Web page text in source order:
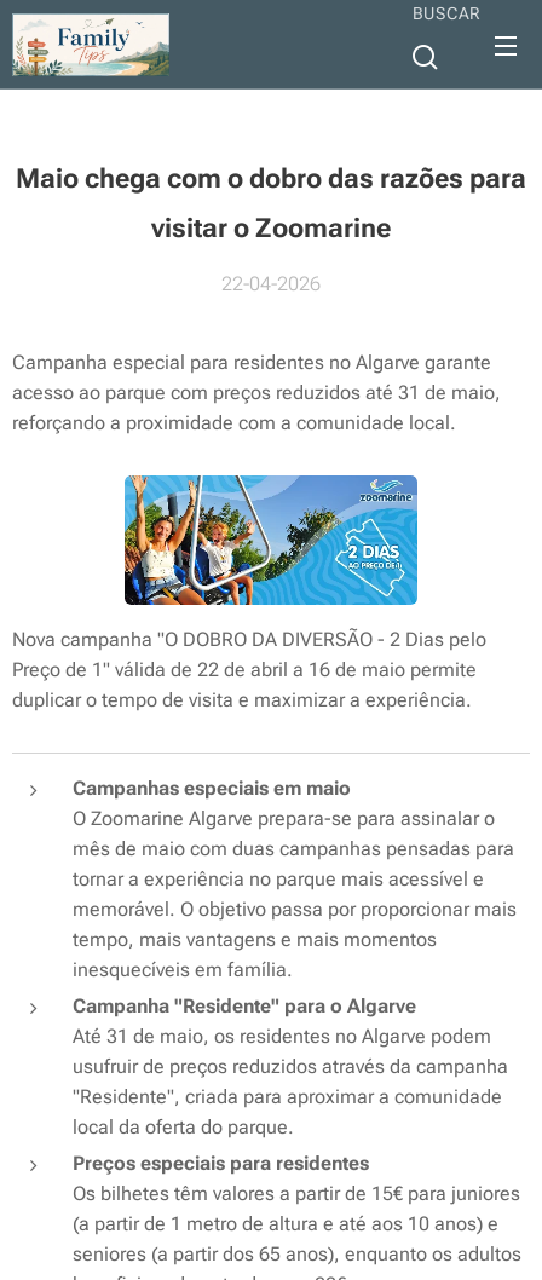
BUSCAR
Maio chega com o dobro das razões para
visitar o Zoomarine
22-04-2026
Campanha especial para residentes no Algarve garante
acesso ao parque com preços reduzidos até 31 de maio,
reforçando a proximidade com a comunidade local.
Nova campanha "O DOBRO DA DIVERSÃO - 2 Dias pelo
Preço de 1" válida de 22 de abril a 16 de maio permite
duplicar o tempo de visita e maximizar a experiência.
Campanhas especiais em maio
O Zoomarine Algarve prepara-se para assinalar o
mês de maio com duas campanhas pensadas para
tornar a experiência no parque mais acessível e
memorável. O objetivo passa por proporcionar mais
tempo, mais vantagens e mais momentos
inesquecíveis em família.
Campanha "Residente" para o Algarve
Até 31 de maio, os residentes no Algarve podem
usufruir de preços reduzidos através da campanha
"Residente", criada para aproximar a comunidade
local da oferta do parque.
Preços especiais para residentes
Os bilhetes têm valores a partir de 15€ para juniores
(a partir de 1 metro de altura e até aos 10 anos) e
seniores (a partir dos 65 anos), enquanto os adultos